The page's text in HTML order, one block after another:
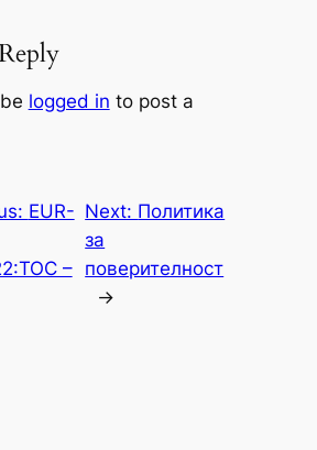
logged in to post a
EUR-
–
Next: Политика
за
поверителност
→